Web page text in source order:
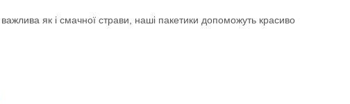
як і смачної страви, наші пакетики допоможуть красиво